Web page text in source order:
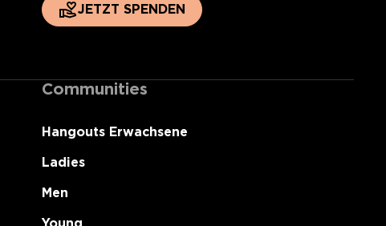
JETZT SPENDEN
Communities
Hangouts Erwachsene
Ladies
Men